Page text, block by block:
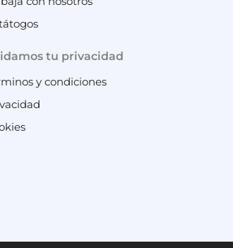
tu privacidad
y condiciones